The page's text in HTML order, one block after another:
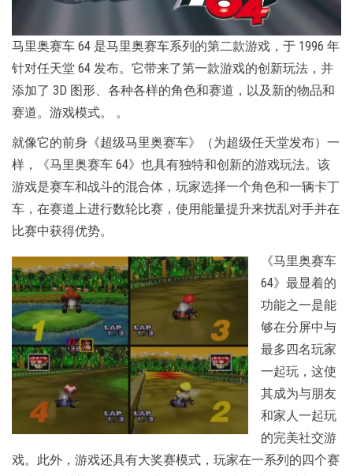
马里奥赛车 64 是马里奥赛车系列的第二款游戏，于 1996 年
针对任天堂 64 发布。它带来了第一款游戏的创新玩法，并
添加了 3D 图形、各种各样的角色和赛道，以及新的物品和
赛道。游戏模式。 。
就像它的前身《超级马里奥赛车》（为超级任天堂发布）一
样，《马里奥赛车 64》也具有独特和创新的游戏玩法。该
游戏是赛车和战斗的混合体，玩家选择一个角色和一辆卡丁
车，在赛道上进行数轮比赛，使用能量提升来扰乱对手并在
比赛中获得优势。
《马里奥赛车
64》最显着的
功能之一是能
够在分屏中与
最多四名玩家
一起玩，这使
其成为与朋友
和家人一起玩
的完美社交游
戏。此外，游戏还具有大奖赛模式，玩家在一系列的四个赛